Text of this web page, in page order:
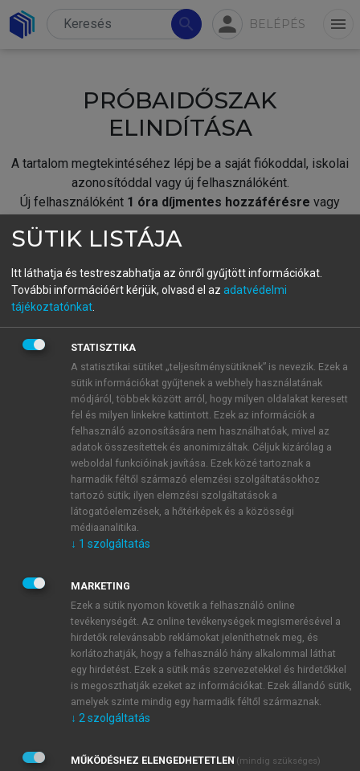
search person BELÉPÉS menu
PRÓBAIDŐSZAK
ELINDÍTÁSA
A tartalom megtekintéséhez lépj be a saját fiókoddal, iskolai
azonosítóddal vagy új felhasználóként.
Új felhasználóként 1 óra díjmentes hozzáférésre vagy
fiókoddal,vagy hozz létre új fiókot.
A regisztráció után apróbaidőszakautomatikusan
BELÉPÉS SAJÁT FIÓKKAL
ÚJ FIÓK LÉTREHOZÁSA
1 óra díjmentes hozzáférés
E-MAIL-CÍM
JELSZÓ
JELSZÓ ÚJRA
Kérek értesítést a MeRSZ újdonságairól, akcióiról.
Kérek értesítést az Akadémiai Kiadó Zrt. újdonságairól,
Adatkezelési tájékoztatóbanfoglaltakat tudomásul
SÜTIK LISTÁJA
Itt láthatja és testreszabhatja az önről gyűjtött információkat.
További információért kérjük, olvasd el az adatvédelmi
tájékoztatónkat
STATISZTIKA
A statisztikai sütiket „teljesítménysütiknek” is nevezik. Ezek a
sütik információkat gyűjtenek a webhely használatának
módjáról, többek között arról, hogy milyen oldalakat keresett
fel és milyen linkekre kattintott. Ezek az információk a
felhasználó azonosítására nem használhatóak, mivel az
adatok összesítettek és anonimizáltak. Céljuk kizárólag a
weboldal funkcióinak javítása. Ezek közé tartoznak a
harmadik féltől származó elemzési szolgáltatásokhoz
tartozó sütik; ilyen elemzési szolgáltatások a
látogatóelemzések, a hőtérképek és a közösségi
médiaanalitika.
↓ 1 szolgáltatás
MARKETING
Ezek a sütik nyomon követik a felhasználó online
tevékenységét. Az online tevékenységek megismerésével a
hirdetők relevánsabb reklámokat jeleníthetnek meg, és
korlátozhatják, hogy a felhasználó hány alkalommal láthat
egy hirdetést. Ezek a sütik más szervezetekkel és hirdetőkkel
is megoszthatják ezeket az információkat. Ezek állandó sütik,
amelyek szinte mindig egy harmadik féltől származnak.
↓ 2 szolgáltatás
MŰKÖDÉSHEZ ELENGEDHETETLEN (mindig szükséges)